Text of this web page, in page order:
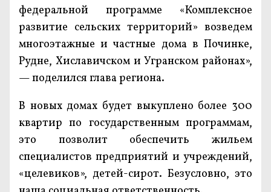
федеральной программе «Комплексное
развитие сельских территорий» возведем
многоэтажные и частные дома в Починке,
Рудне, Хиславичском и Угранском районах»,
— поделился глава региона.
В новых домах будет выкуплено более 300
квартир по государственным программам,
это позволит обеспечить жильем
специалистов предприятий и учреждений,
«целевиков», детей-сирот. Безусловно, это